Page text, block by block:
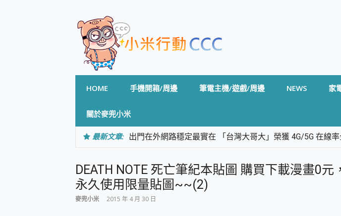
HOME 手機開箱/周邊 筆電主機/遊戲/周邊 NEWS 家
關於麥兜小米
最新文章: 出門在外網路穩定最實在 「台灣大哥大」榮獲 4G/5G 在線
專為 PC上的 XBOX和掌機設計的 FireCuda X1070 SSD 固態
台灣製攝影機在這裡，100%全無線設計 SpotCam Solo Eco
測
電力超超超持久 MSI 微星 Prestige 14 AI+ D3MG-031TW 14
DEATH NOTE 死亡筆紀本貼圖 購買下載漫畫0元
永久使用限量貼圖~~(2)
麥兜小米 2015 年 4 月 30 日